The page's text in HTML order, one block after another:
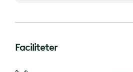
Faciliteter